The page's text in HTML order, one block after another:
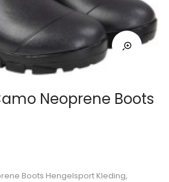
Neoprene Boots
Boots Hengelsport Kleding,